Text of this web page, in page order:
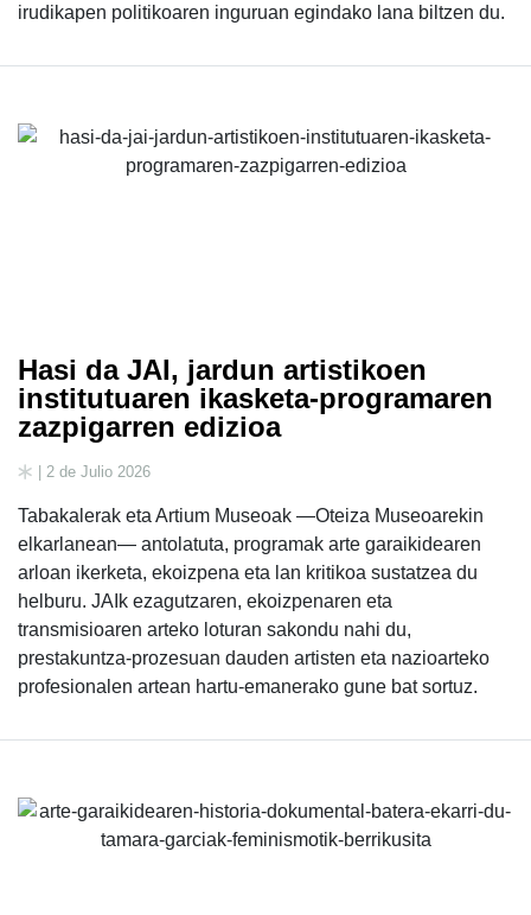
irudikapen politikoaren inguruan egindako lana biltzen du.
Hasi da JAI, jardun artistikoen
institutuaren ikasketa-programaren
zazpigarren edizioa
| 2 de Julio 2026
Tabakalerak eta Artium Museoak —Oteiza Museoarekin
elkarlanean— antolatuta, programak arte garaikidearen
arloan ikerketa, ekoizpena eta lan kritikoa sustatzea du
helburu. JAIk ezagutzaren, ekoizpenaren eta
transmisioaren arteko loturan sakondu nahi du,
prestakuntza-prozesuan dauden artisten eta nazioarteko
profesionalen artean hartu-emanerako gune bat sortuz.